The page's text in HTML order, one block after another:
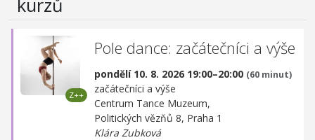
kurzů
Pole dance: začátečníci a výše
pondělí 10. 8. 2026 19:00–20:00 (60 minut)
začátečníci a výše
Centrum Tance Muzeum,
Politických vězňů 8, Praha 1
Klára Zubková